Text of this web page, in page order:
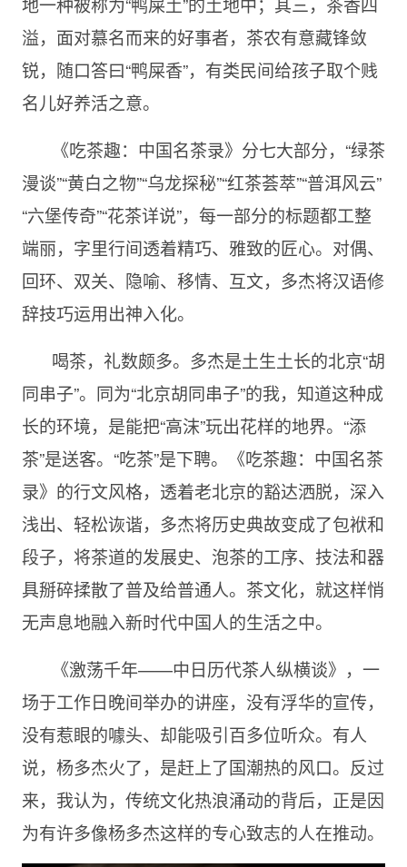
溢，面对慕名而来的好事者，茶农有意藏锋敛
锐，随口答曰“鸭屎香”，有类民间给孩子取个贱
名儿好养活之意。
《吃茶趣：中国名茶录》分七大部分，“绿茶
漫谈”“黄白之物”“乌龙探秘”“红茶荟萃”“普洱风云”
“六堡传奇”“花茶详说”，每一部分的标题都工整
端丽，字里行间透着精巧、雅致的匠心。对偶、
回环、双关、隐喻、移情、互文，多杰将汉语修
辞技巧运用出神入化。
喝茶，礼数颇多。多杰是土生土长的北京“胡
同串子”。同为“北京胡同串子”的我，知道这种成
长的环境，是能把“高沫”玩出花样的地界。“添
茶”是送客。“吃茶”是下聘。《吃茶趣：中国名茶
录》的行文风格，透着老北京的豁达洒脱，深入
浅出、轻松诙谐，多杰将历史典故变成了包袱和
段子，将茶道的发展史、泡茶的工序、技法和器
具掰碎揉散了普及给普通人。茶文化，就这样悄
无声息地融入新时代中国人的生活之中。
《激荡千年——中日历代茶人纵横谈》，一
场于工作日晚间举办的讲座，没有浮华的宣传，
没有惹眼的噱头、却能吸引百多位听众。有人
说，杨多杰火了，是赶上了国潮热的风口。反过
来，我认为，传统文化热浪涌动的背后，正是因
为有许多像杨多杰这样的专心致志的人在推动。